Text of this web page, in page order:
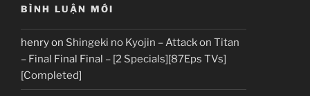
BÌNH LUẬN MỚI
henryon Shingeki no Kyojin – Attack on Titan
– Final Final Final – [2 Specials][87Eps TVs]
[Completed]